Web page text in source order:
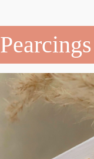
Pearcings